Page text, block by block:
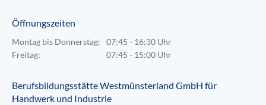
Öffnungszeiten
Montag bis Donnerstag:
07:45 - 16:30 Uhr
Freitag:
07:45 - 15:00 Uhr
Berufsbildungsstätte Westmünsterland GmbH für
Handwerk und Industrie